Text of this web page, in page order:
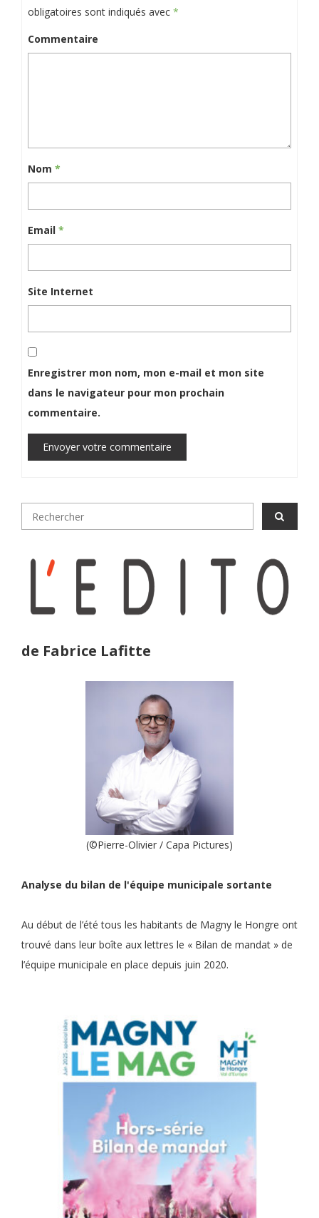
obligatoires sont indiqués avec *
Commentaire
Nom *
Email *
Site Internet
Enregistrer mon nom, mon e-mail et mon site
dans le navigateur pour mon prochain
commentaire.
Envoyer votre commentaire
de Fabrice Lafitte
(©Pierre-Olivier / Capa Pictures)
Analyse du bilan de l'équipe municipale sortante
Au début de l’été tous les habitants de Magny le Hongre ont
trouvé dans leur boîte aux lettres le « Bilan de mandat » de
l’équipe municipale en place depuis juin 2020.